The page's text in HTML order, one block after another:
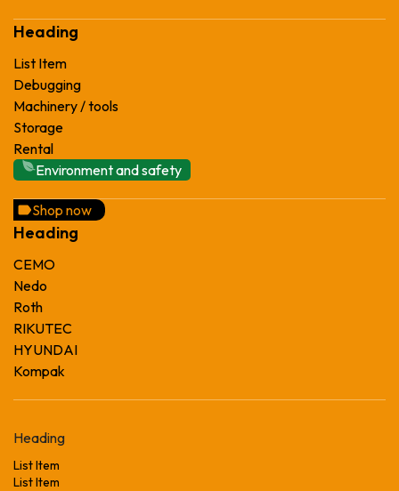
Heading
List Item
Debugging
Machinery / tools
Storage
Rental
Environment and safety
Shop now
Heading
CEMO
Nedo
Roth
RIKUTEC
HYUNDAI
Kompak
Heading
List Item
List Item